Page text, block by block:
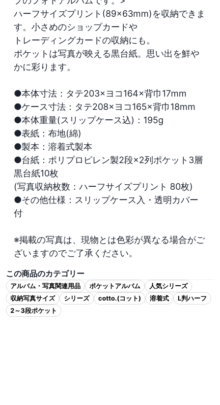
ハーフサイズプリント(89×63mm)を収納できま
す。小さめのショップカードや
トレーディングカードの収納にも。
ポケットは写真が映える黒台紙。思い出を鮮や
かに彩ります。
●本体寸法：タテ203×ヨコ164×背巾17mm
●ケース寸法：タテ208×ヨコ165×背巾18mm
●本体重量(スリップケース込)：195g
●表紙：布地(綿)
●製本：溶着式製本
●台紙：ポリプロピレン製2段×2列ポケット3層
黒台紙10枚
(写真収納枚数：ハーフサイズプリント 80枚)
●その他仕様：スリップケース入・透明カバー
付
※掲載の写真は、現物とは色彩が異なる場合がご
ざいますのでご了承ください。
この商品のカテゴリー
アルバム・写真関連用品 ポケットアルバム
人気シリーズ
収納写真サイズ
シリーズ cotto.(コット) 溶着式
L判ハーフ
2～3段ポケット